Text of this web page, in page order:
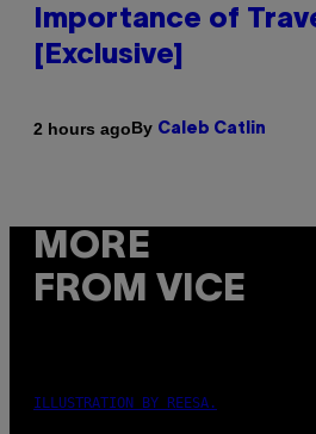
Importance of
[Exclusive]
2 hours agoBy Caleb Catlin
MORE
FROM VICE
ILLUSTRATION BY REESA.